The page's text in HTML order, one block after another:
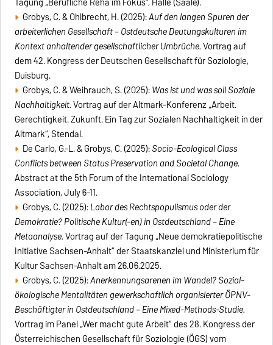
Grobys, C. & Ohlbrecht, H. (2025):Auf den langen Spuren der
arbeiterlichen Gesellschaft – Ostdeutsche Deutungskulturen im
Kontext anhaltender gesellschaftlicher Umbrüche.Vortrag auf
dem 42. Kongress der Deutschen Gesellschaft für Soziologie,
Duisburg.
Grobys, C. & Weihrauch, S. (2025):Was ist und was soll Soziale
Nachhaltigkeit.Vortrag auf der Altmark-Konferenz „Arbeit.
Gerechtigkeit. Zukunft. Ein Tag zur Sozialen Nachhaltigkeit in der
Altmark“, Stendal.
De Carlo, G.-L. & Grobys, C. (2025):Socio-Ecological Class
Conflicts between Status Preservation and Societal Change.
Abstract at the 5th Forum of the International Sociology
Association, July 6-11.
Grobys, C. (2025):Labor des Rechtspopulismus oder der
Demokratie? Politische Kultur(-en) in Ostdeutschland – Eine
Metaanalyse.Vortrag auf der Tagung „Neue demokratiepolitische
Initiative Sachsen-Anhalt“ der Staatskanzlei und Ministerium für
Kultur Sachsen-Anhalt am 26.06.2025.
Grobys, C. (2025):Anerkennungsarenen im Wandel? Sozial-
ökologische Mentalitäten gewerkschaftlich organisierter ÖPNV-
Beschäftigter in Ostdeutschland – Eine Mixed-Methods-Studie.
Vortrag im Panel „Wer macht gute Arbeit“ des 28. Kongress der
Österreichischen Gesellschaft für Soziologie (ÖGS) vom